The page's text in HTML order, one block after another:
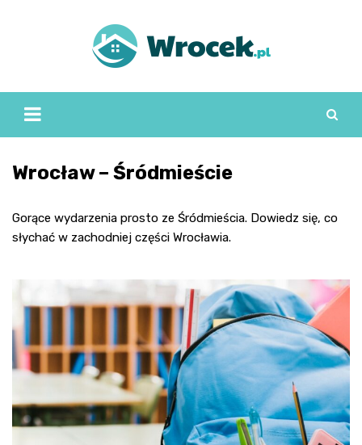
Wrocław – Śródmieście
Gorące wydarzenia prosto ze Śródmieścia. Dowiedz się, co
słychać w zachodniej części Wrocławia.